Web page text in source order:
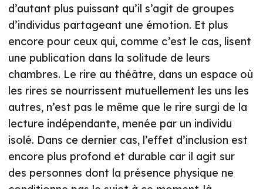
d’autant plus puissant qu’il s’agit de groupes
d’individus partageant une émotion. Et plus
encore pour ceux qui, comme c’est le cas, lisent
une publication dans la solitude de leurs
chambres. Le rire au théâtre, dans un espace où
les rires se nourrissent mutuellement les uns les
autres, n’est pas le même que le rire surgi de la
lecture indépendante, menée par un individu
isolé. Dans ce dernier cas, l’effet d’inclusion est
encore plus profond et durable car il agit sur
des personnes dont la présence physique ne